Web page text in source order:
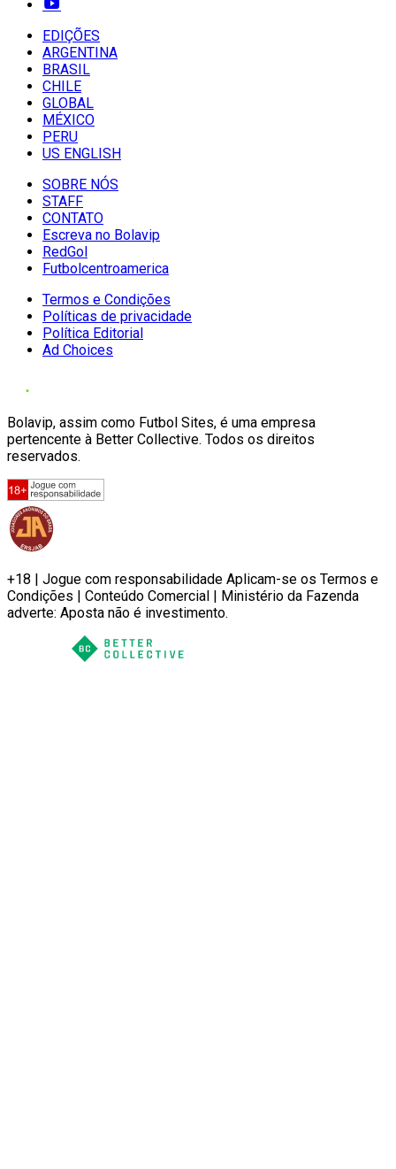
EDIÇÕES
ARGENTINA
BRASIL
CHILE
GLOBAL
MÉXICO
PERU
US ENGLISH
SOBRE NÓS
STAFF
CONTATO
Escreva no Bolavip
RedGol
Futbolcentroamerica
Termos e Condições
Políticas de privacidade
Política Editorial
Ad Choices
Bolavip, assim como Futbol Sites, é uma empresa
pertencente à Better Collective. Todos os direitos
reservados.
+18 | Jogue com responsabilidade Aplicam-se os Termos e
Condições | Conteúdo Comercial | Ministério da Fazenda
adverte: Aposta não é investimento.